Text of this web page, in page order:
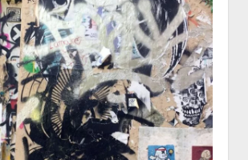
dropdown
menu
Geschichte der Stadt Berlin
Impressum